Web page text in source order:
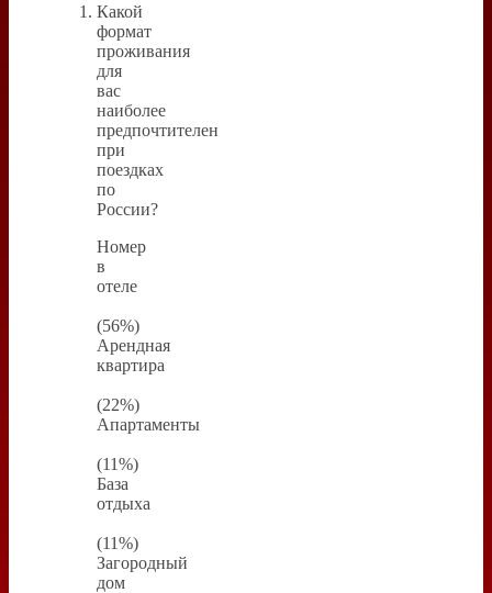
Какой
формат
проживания
для
вас
наиболее
предпочтителен
при
поездках
по
России?
Номер
в
отеле
(56%)
Арендная
квартира
(22%)
Апартаменты
(11%)
База
отдыха
(11%)
Загородный
дом